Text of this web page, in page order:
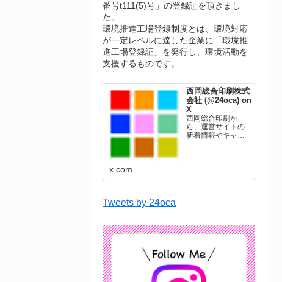
番号t111(5)号」の登録証を頂きまし
た。
環境推進工場登録制度とは、環境対応
が一定レベルに達した企業に「環境推
進工場登録証」を発行し、環境活動を
支援するものです。
西岡総合印刷株式
会社 (@24oca) on
X
西岡総合印刷か
ら、運営サイトの
新着情報やキャン
ています。
x.com
Tweets by 24oca